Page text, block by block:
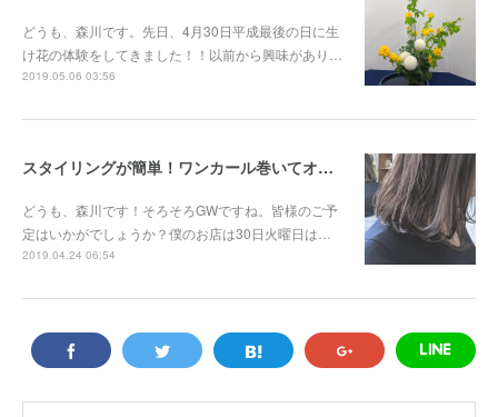
どうも、森川です。先日、4月30日平成最後の日に生
け花の体験をしてきました！！以前から興味があり…
2019.05.06 03:56
スタイリングが簡単！ワンカール巻いてオイルをつけるだけ！
どうも、森川です！そろそろGWですね。皆様のご予
定はいかがでしょうか？僕のお店は30日火曜日は…
2019.04.24 06:54